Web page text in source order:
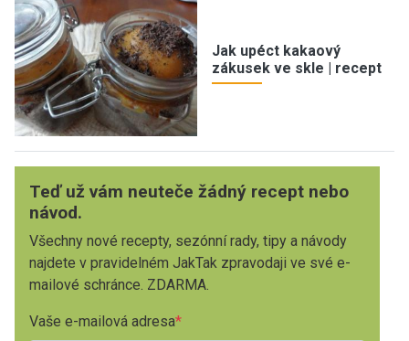
Jak upéct kakaový
zákusek ve skle | recept
Teď už vám neuteče žádný recept nebo
návod.
Všechny nové recepty, sezónní rady, tipy a návody
najdete v pravidelném JakTak zpravodaji ve své e-
mailové schránce. ZDARMA.
Vaše e-mailová adresa